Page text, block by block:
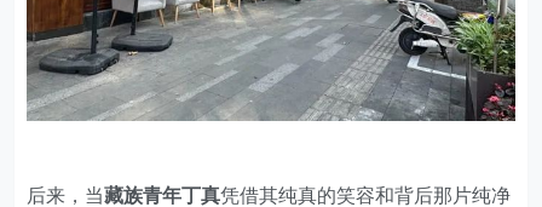
后来，当藏族青年丁真凭借其纯真的笑容和背后那片纯净